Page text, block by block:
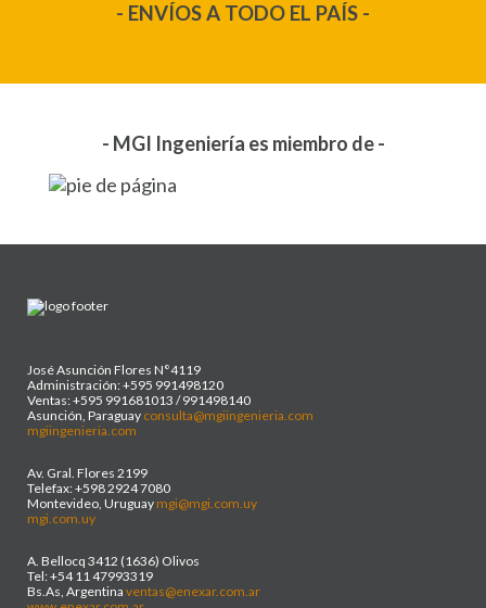
- ENVÍOS A TODO EL PAÍS -
- MGI Ingeniería es miembro de -
José Asunción Flores N°4119
Administración: +595 991498120
Ventas: +595 991681013 / 991498140
Asunción, Paraguay consulta@mgiingenieria.com
mgiingenieria.com
Av. Gral. Flores 2199
Telefax: +598 2924 7080
Montevideo, Uruguay mgi@mgi.com.uy
mgi.com.uy
A. Bellocq 3412 (1636) Olivos
Tel: +54 11 47993319
Bs.As, Argentina ventas@enexar.com.ar